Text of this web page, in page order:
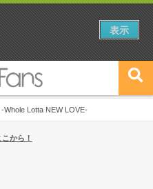
Whole Lotta NEW LOVE-
半期編発表！
から！
表示